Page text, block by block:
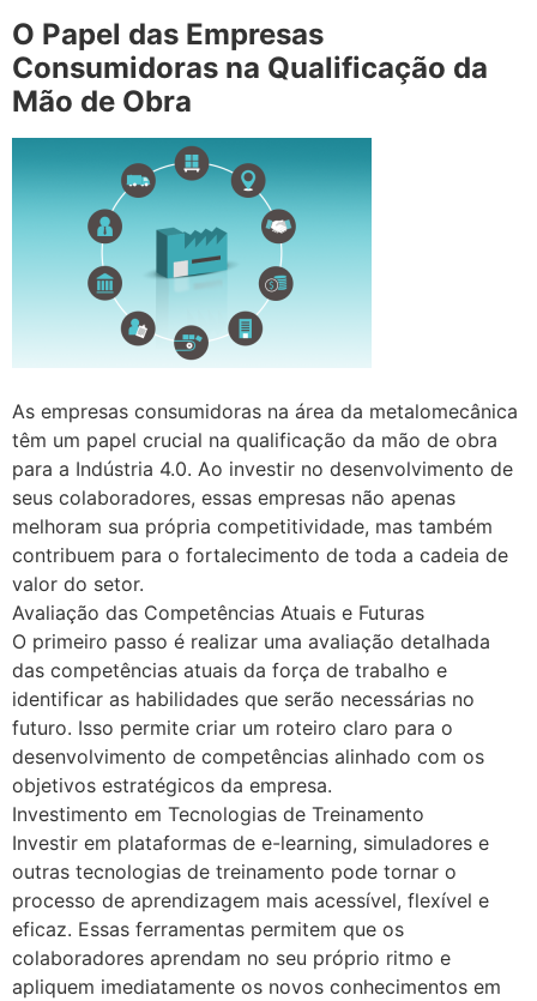
O Papel das Empresas
Consumidoras na Qualificação da
Mão de Obra
As empresas consumidoras na área da metalomecânica
têm um papel crucial na qualificação da mão de obra
para a Indústria 4.0. Ao investir no desenvolvimento de
seus colaboradores, essas empresas não apenas
melhoram sua própria competitividade, mas também
contribuem para o fortalecimento de toda a cadeia de
valor do setor.
Avaliação das Competências Atuais e Futuras
O primeiro passo é realizar uma avaliação detalhada
das competências atuais da força de trabalho e
identificar as habilidades que serão necessárias no
futuro. Isso permite criar um roteiro claro para o
desenvolvimento de competências alinhado com os
objetivos estratégicos da empresa.
Investimento em Tecnologias de Treinamento
Investir em plataformas de e-learning, simuladores e
outras tecnologias de treinamento pode tornar o
processo de aprendizagem mais acessível, flexível e
eficaz. Essas ferramentas permitem que os
colaboradores aprendam no seu próprio ritmo e
apliquem imediatamente os novos conhecimentos em